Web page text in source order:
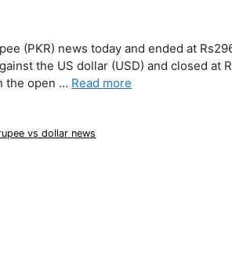
(PKR) news today and ended at
the US dollar (USD) and closed at
the open … Read more
vs dollar news